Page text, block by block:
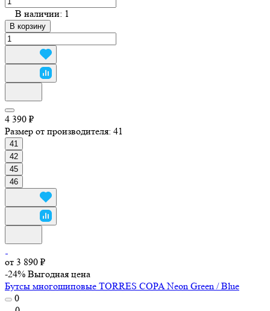
В наличии: 1
В корзину
4 390 ₽
Размер от производителя: 41
41
42
45
46
от 3 890 ₽
-24% Выгодная цена
Бутсы многошиповые TORRES COPA Neon Green / Blue
0